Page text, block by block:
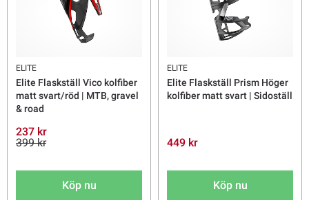
ELITE
Elite Flaskställ Vico kolfiber
matt svart/röd | MTB, gravel
& road
237 kr
399 kr
Köp nu
ELITE
Elite Flaskställ Prism Höger
kolfiber matt svart | Sidoställ
449 kr
Köp nu